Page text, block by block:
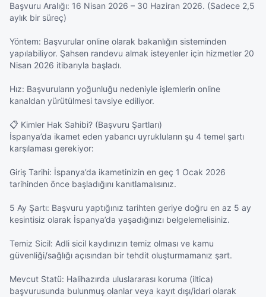
Başvuru Aralığı: 16 Nisan 2026 – 30 Haziran 2026. (Sadece 2,5
aylık bir süreç)
Yöntem: Başvurular online olarak bakanlığın sisteminden
yapılabiliyor. Şahsen randevu almak isteyenler için hizmetler 20
Nisan 2026 itibarıyla başladı.
Hız: Başvuruların yoğunluğu nedeniyle işlemlerin online
kanaldan yürütülmesi tavsiye ediliyor.
📋 Kimler Hak Sahibi? (Başvuru Şartları)
İspanya’da ikamet eden yabancı uyrukluların şu 4 temel şartı
karşılaması gerekiyor:
Giriş Tarihi: İspanya’da ikametinizin en geç 1 Ocak 2026
tarihinden önce başladığını kanıtlamalısınız.
5 Ay Şartı: Başvuru yaptığınız tarihten geriye doğru en az 5 ay
kesintisiz olarak İspanya’da yaşadığınızı belgelemelisiniz.
Temiz Sicil: Adli sicil kaydınızın temiz olması ve kamu
güvenliği/sağlığı açısından bir tehdit oluşturmamanız şart.
Mevcut Statü: Halihazırda uluslararası koruma (iltica)
başvurusunda bulunmuş olanlar veya kayıt dışı/idari olarak